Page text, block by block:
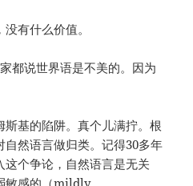
有什么价值。
都说世界语是不美的。因为
基的陷阱。真个儿满拧。根
然语言做归类。记得30多年
个争论，自然语言是无关